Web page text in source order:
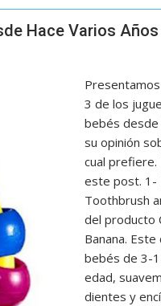
Hace Varios Años
3 de los
bebés desde
su opinión
cual
este post. 1-
Toothbrush
del producto
Banana.
bebés de 3-
edad,
dientes y